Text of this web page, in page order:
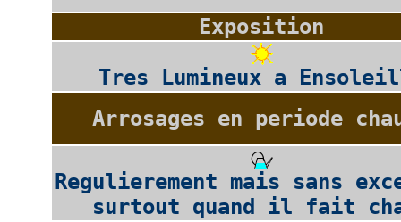
Exposition
Tres Lumineux a
Arrosages en periode
Regulierement mais sans
surtout quand il fait